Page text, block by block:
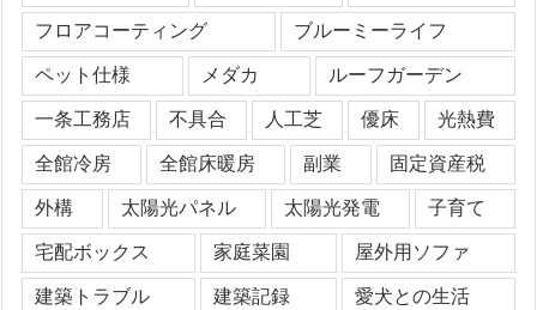
フロアコーティング
ブルーミーライフ
ペット仕様
メダカ
ルーフガーデン
一条工務店
不具合 人工芝 優床
光熱費
全館冷房
全館床暖房 副業
固定資産税
外構
太陽光パネル 太陽光発電
子育て
宅配ボックス
家庭菜園
屋外用ソファ
建築トラブル
建築記録
愛犬との生活